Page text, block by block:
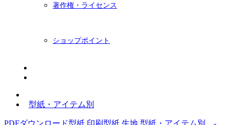
著作権・ライセンス
ショップポイント
型紙・アイテム別
PDFダウンロード型紙 印刷型紙 生地 型紙・アイテム別
-